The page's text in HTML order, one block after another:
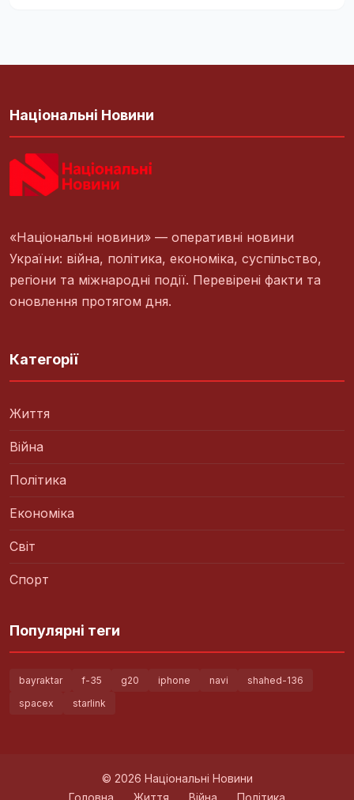
Національні Новини
«Національні новини» — оперативні новини
України: війна, політика, економіка, суспільство,
регіони та міжнародні події. Перевірені факти та
оновлення протягом дня.
Категорії
Життя
Війна
Політика
Економіка
Світ
Спорт
Популярні теги
bayraktar f-35 g20 iphone navi
shahed-136
spacex
starlink
© 2026 Національні Новини
Головна
Життя Війна Політика